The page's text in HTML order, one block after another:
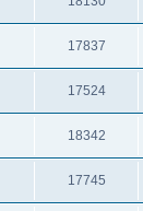
17837
17524
18342
17745